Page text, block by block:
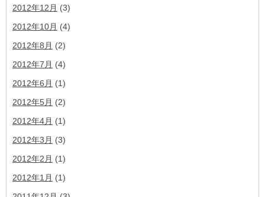
2012年12月 (3)
2012年10月 (4)
2012年8月 (2)
2012年7月 (4)
2012年6月 (1)
2012年5月 (2)
2012年4月 (1)
2012年3月 (3)
2012年2月 (1)
2012年1月 (1)